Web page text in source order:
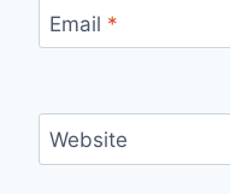
Email *
Website